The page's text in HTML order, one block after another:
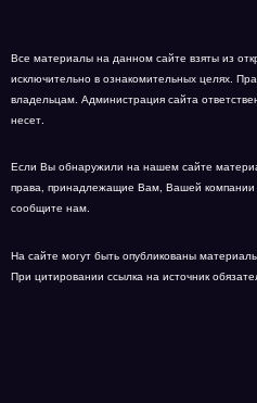
Все материалы на данном сайте взяты из
исключительно в ознакомительных целях.
владельцам. Администрация сайта
несет.
Если Вы обнаружили на нашем сайте
права, принадлежащие Вам, Вашей компании
сообщите нам.
На сайте могут быть опубликованы
При цитировании ссылка на источник